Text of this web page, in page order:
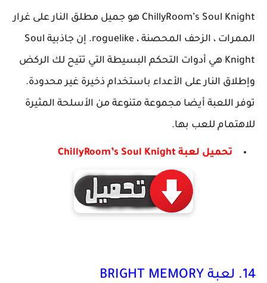
ChillyRoom’s Soul Knight هو جميل مطلق النار على غرار
الممرات ، الزحف المحصنة ، roguelike. إن جاذبية Soul
Knight هي أدوات التحكم البسيطة التي تتيح لك الركض
وإطلاق النار على الأعداء باستخدام ذخيرة غير محدودة.
توفر اللعبة أيضا مجموعة متنوعة من الأسلحة المثيرة
للاهتمام للعب بها.
تحميل لعبة ChillyRoom’s Soul Knight
14. لعبة BRIGHT MEMORY